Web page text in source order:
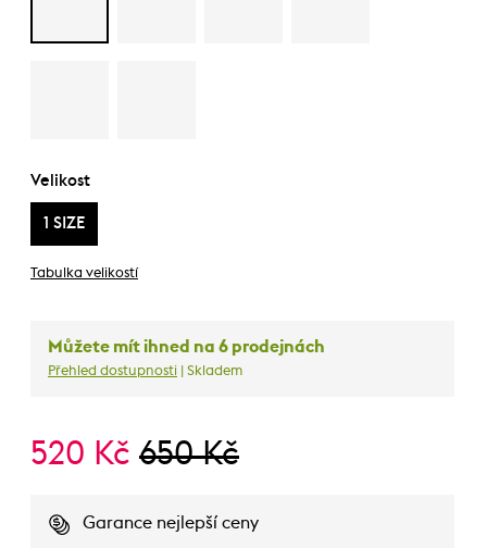
Velikost
1 SIZE
Tabulka velikostí
Můžete mít ihned na 6 prodejnách
Přehled dostupnosti | Skladem
520 Kč 650 Kč
Garance nejlepší ceny